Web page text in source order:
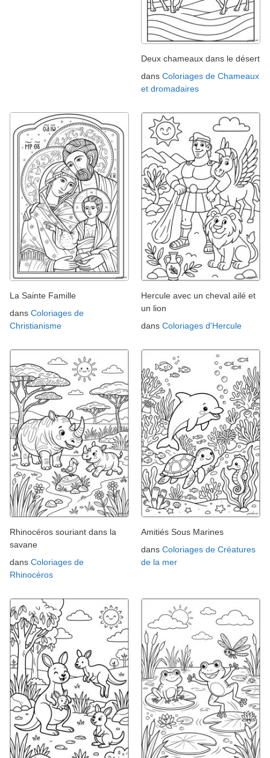
Deux chameaux dans le désert
dans Coloriages de Chameaux
et dromadaires
La Sainte Famille
dans Coloriages de
Christianisme
Hercule avec un cheval ailé et
un lion
dans Coloriages d'Hercule
Rhinocéros souriant dans la
savane
dans Coloriages de
Rhinocéros
Amitiés Sous Marines
dans Coloriages de Créatures
de la mer